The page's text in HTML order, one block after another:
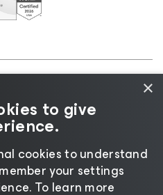
プライバシーに関する通
リーガル| ライセンスポリ
ヤーリソース
×
to give
cookies to understand
your settings
​To learn more